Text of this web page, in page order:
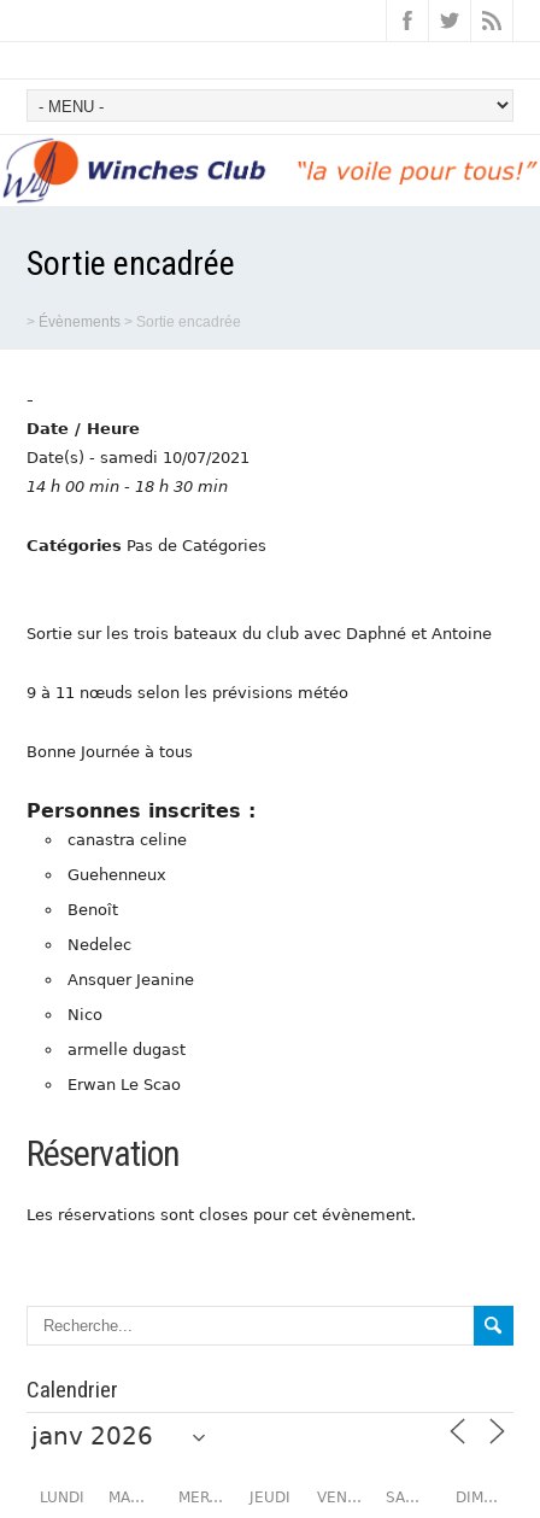
Sortie encadrée
> Évènements > Sortie encadrée
-
Date / Heure
Date(s) - samedi 10/07/2021
14 h 00 min - 18 h 30 min
Catégories Pas de Catégories
Sortie sur les trois bateaux du club avec Daphné et Antoine
9 à 11 nœuds selon les prévisions météo
Bonne Journée à tous
Personnes inscrites :
canastra celine
Guehenneux
Benoît
Nedelec
Ansquer Jeanine
Nico
armelle dugast
Erwan Le Scao
Réservation
Les réservations sont closes pour cet évènement.
Calendrier
LUNDI MARDI MERCREDI JEUDI VENDREDI SAMEDI DIMANCHE